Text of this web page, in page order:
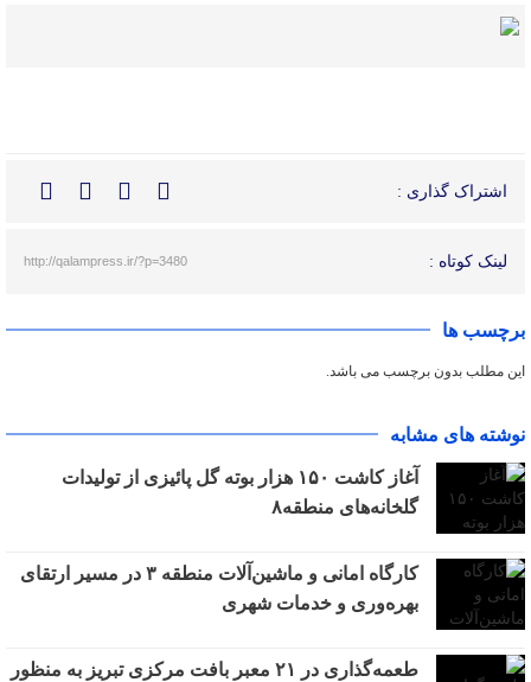
اشتراک گذاری :
لینک کوتاه : http://qalampress.ir/?p=3480
برچسب ها
این مطلب بدون برچسب می باشد.
نوشته های مشابه
آغاز کاشت ۱۵۰ هزار بوته گل پائیزی از تولیدات
گلخانه‌های منطقه۸
کارگاه امانی و ماشین‌آلات منطقه ۳ در مسیر ارتقای
بهره‌وری و خدمات شهری
طعمه‌گذاری در ۲۱ معبر بافت مرکزی تبریز به منظور